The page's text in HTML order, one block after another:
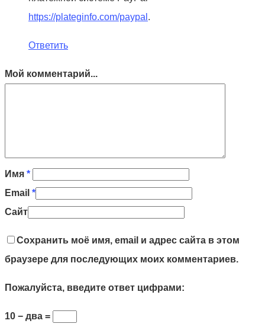
https://plateginfo.com/paypal .
Ответить
Мой комментарий...
Имя *
Email *
Сайт
Сохранить моё имя, email и адрес сайта в этом
браузере для последующих моих комментариев.
Пожалуйста, введите ответ цифрами:
10 − два =